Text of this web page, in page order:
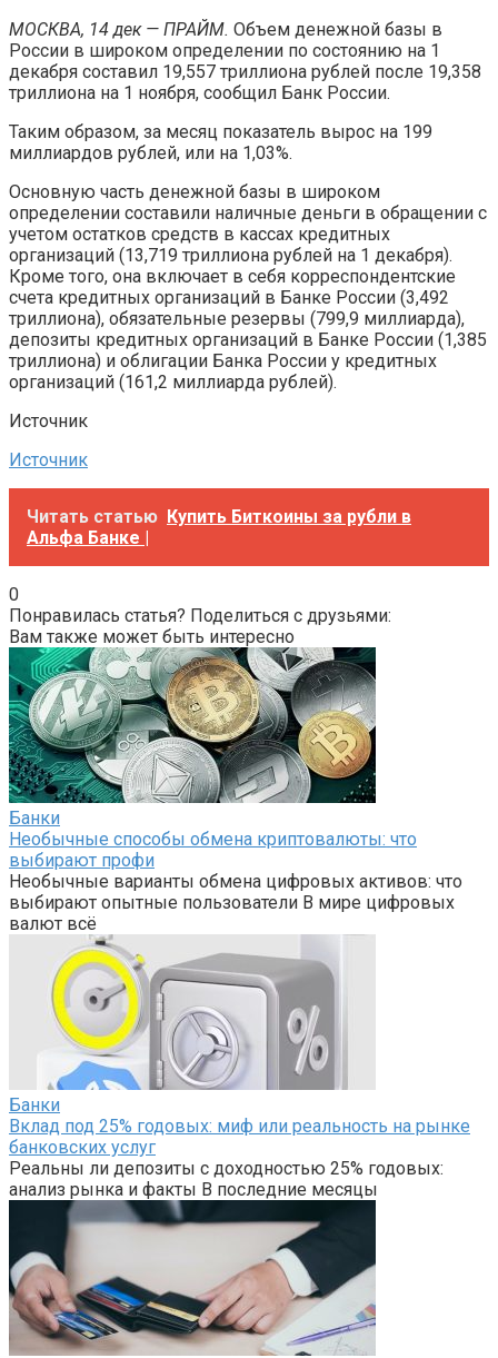
МОСКВА, 14 дек — ПРАЙМ. Объем денежной базы в
России в широком определении по состоянию на 1
декабря составил 19,557 триллиона рублей после 19,358
триллиона на 1 ноября, сообщил Банк России.
Таким образом, за месяц показатель вырос на 199
миллиардов рублей, или на 1,03%.
Основную часть денежной базы в широком
определении составили наличные деньги в обращении с
учетом остатков средств в кассах кредитных
организаций (13,719 триллиона рублей на 1 декабря).
Кроме того, она включает в себя корреспондентские
счета кредитных организаций в Банке России (3,492
триллиона), обязательные резервы (799,9 миллиарда),
депозиты кредитных организаций в Банке России (1,385
триллиона) и облигации Банка России у кредитных
организаций (161,2 миллиарда рублей).
Источник
Источник
Читать статью Купить Биткоины за рубли в
Альфа Банке |
0
Понравилась статья? Поделиться с друзьями:
Вам также может быть интересно
Банки
Необычные способы обмена криптовалюты: что
выбирают профи
Необычные варианты обмена цифровых активов: что
выбирают опытные пользователи В мире цифровых
валют всё
Банки
Вклад под 25% годовых: миф или реальность на рынке
банковских услуг
Реальны ли депозиты с доходностью 25% годовых:
анализ рынка и факты В последние месяцы